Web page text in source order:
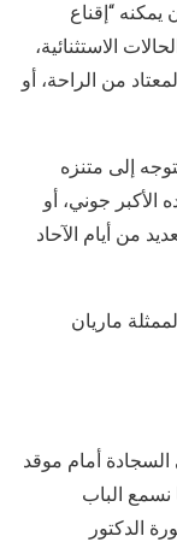
يمكنه “إقناع
الاستثنائية،
من الراحة، أو
إلى متنزه
الأكبر جوني، أو
من أيام الآحاد
ماريان
السجادة أمام موقد
الباب
الدكتور